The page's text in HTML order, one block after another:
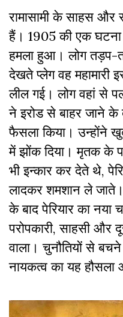
रामासामी के साहस और
हैं। 1905 की एक घटना
हमला हुआ। लोग
देखते प्लेग वह महामारी
लील गई। लोग वहां से
ने इरोड से बाहर जाने
फैसला किया। उन्होंने
में झोंक दिया। मृतक के
भी इन्कार कर देते थे,
लादकर शमशान ले
के बाद पेरियार का
परोपकारी, साहसी और
वाला। चुनौतियों से
नायकत्व का यह हौसला